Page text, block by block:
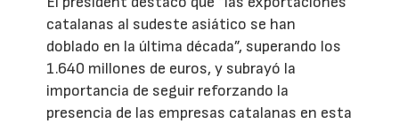
catalanas al sudeste asiático se han
doblado en la última década”, superando los
1.640 millones de euros, y subrayó la
importancia de seguir reforzando la
presencia de las empresas catalanas en esta